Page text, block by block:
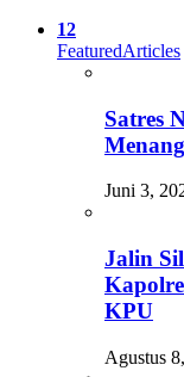
12
FeaturedArticles
Satres
Juni 3,
Jalin
KPU
Agustus